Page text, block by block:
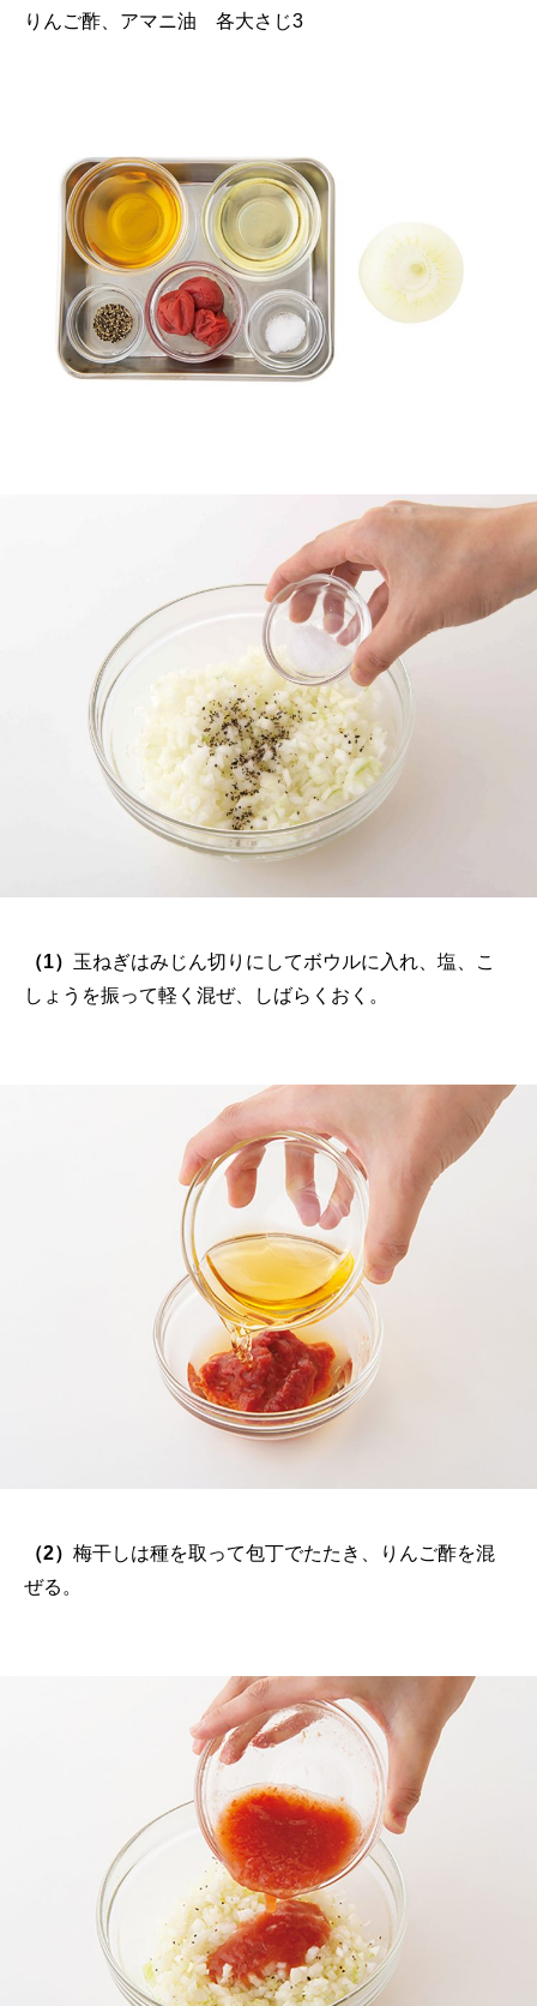
りんご酢、アマニ油 各大さじ3
（1）
玉ねぎはみじん切りにしてボウルに入れ、塩、こ
しょうを振って軽く混ぜ、しばらくおく。
（2） 梅干しは種を取って包丁でたたき、りんご酢を混
ぜる。